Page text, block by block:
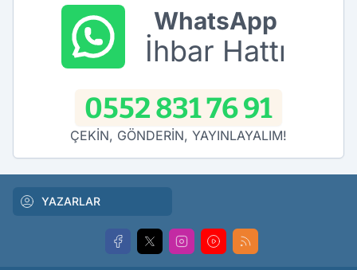
WhatsApp
İhbar Hattı
0552 831 76 91
ÇEKİN, GÖNDERİN, YAYINLAYALIM!
YAZARLAR